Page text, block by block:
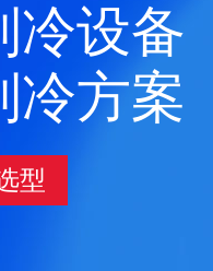
冷设备
冷方案
型